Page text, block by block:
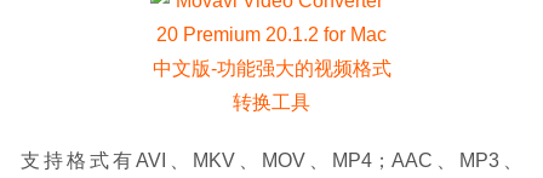
支持格式有AVI、MKV、MOV、MP4；AAC、MP3、